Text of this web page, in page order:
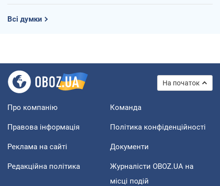
Всі думки
На початок
Про компанію Команда
Правова інформація Політика конфіденційності
Реклама на сайті Документи
Редакційна політика
Журналісти OBOZ.UA на
місці подій